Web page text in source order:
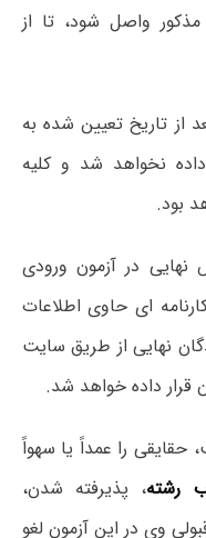
واصل شود، تا از
تاریخ تعیین شده به
نخواهد شد و کلیه
بود.
نهایی در آزمون ورودی
ارشد ناپیوسته سال ۱۳۹۸ کارنامه ای حاوی اطلاعات
نهایی از طریق سایت
قرار داده خواهد شد.
را عمداً یا سهواً
رشته، پذیرفته شدن،
وی در این آزمون لغو